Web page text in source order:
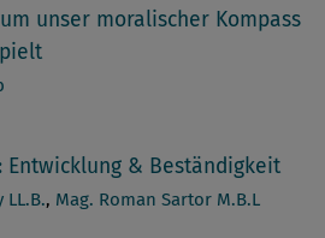
unser moralischer Kompass
Entwicklung & Beständigkeit
LL.B., Mag. Roman Sartor M.B.L